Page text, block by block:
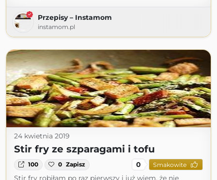
Przepisy – Instamom
instamom.pl
24 kwietnia 2019
Stir fry ze szparagami i tofu
100 0 Zapisz 0 Smakowite
Stir fry robiłam po raz pierwszy i już wiem, że nie